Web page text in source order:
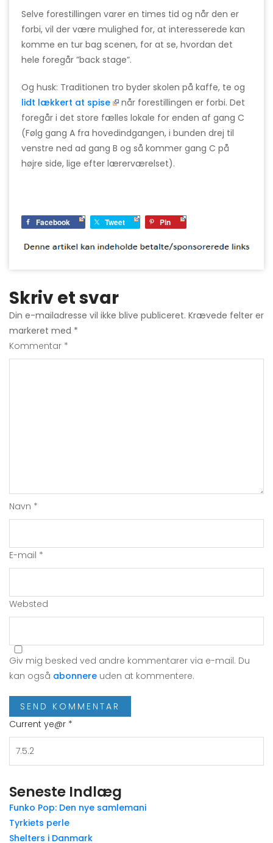
Selve forestillingen varer en times tid og når den er
forbi, vil der være mulighed for, at interesserede kan
komme en tur bag scenen, for at se, hvordan det
hele foregår ”back stage”.
Og husk: Traditionen tro byder skolen på kaffe, te og
lidt lækkert at spise
når forestillingen er forbi. Det
foregår i det store fælles lokale for enden af gang C
(Følg gang A fra hovedindgangen, i bunden drej til
venstre ned ad gang B og så kommer gang C på
højre side, lige efter lærerværelset).
Facebook Tweet Pin
Skriv et svar
Din e-mailadresse vil ikke blive publiceret. Krævede felter er
markeret med *
Kommentar *
Navn *
E-mail *
Websted
Giv mig besked ved andre kommentarer via e-mail. Du
kan også abonnere uden at kommentere.
Current ye@r *
Seneste Indlæg
Funko Pop: Den nye samlemani
Tyrkiets perle
Shelters i Danmark